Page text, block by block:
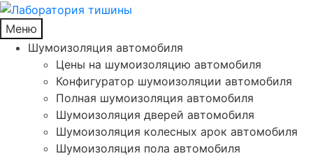
Меню
Шумоизоляция автомобиля
Цены на шумоизоляцию автомобиля
Конфигуратор шумоизоляции автомобиля
Полная шумоизоляция автомобиля
Шумоизоляция дверей автомобиля
Шумоизоляция колесных арок автомобиля
Шумоизоляция пола автомобиля